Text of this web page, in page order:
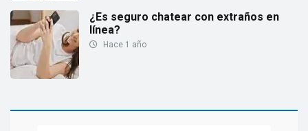
¿Es seguro chatear con extraños en
línea?
Hace 1 año